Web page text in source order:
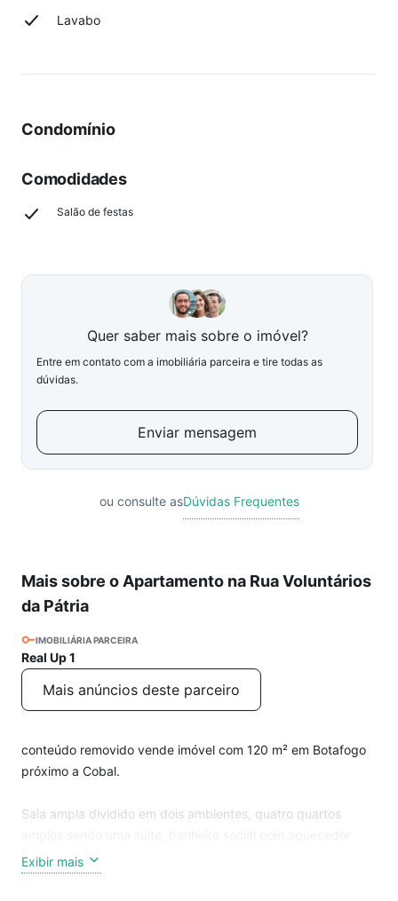
Lavabo
Condomínio
Comodidades
Salão de festas
Quer saber mais sobre o imóvel?
Entre em contato com a imobiliária parceira e tire todas as
dúvidas.
Enviar mensagem
ou consulte asDúvidas Frequentes
Mais sobre o Apartamento na Rua Voluntários
da Pátria
IMOBILIÁRIA PARCEIRA
Real Up 1
Mais anúncios deste parceiro
conteúdo removido vende imóvel com 120 m² em Botafogo
próximo a Cobal.
Sala ampla dividido em dois ambientes, quatro quartos
automático.
Cozinha com armários e dependência completa ( quarto de
Exibir mais